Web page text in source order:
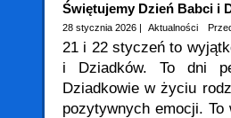
Świętujemy Dzień Babci i
28 stycznia 2026 | Aktualności
21 i 22 styczeń to
i Dziadków. To dni
Dziadkowie w życiu
pozytywnych emocji. To